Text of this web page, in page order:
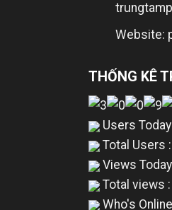
Website:
THỐNG KÊ
Users Today
Total Users
Views
Total views
Who's